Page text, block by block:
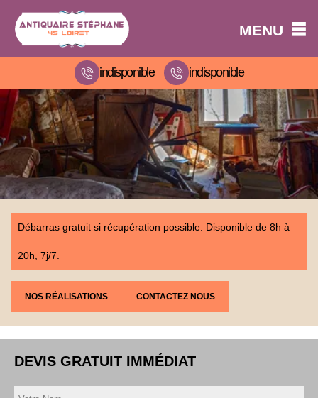
MENU
indisponible indisponible
Débarras gratuit si récupération possible. Disponible de 8h à
20h, 7j/7.
NOS RÉALISATIONS CONTACTEZ NOUS
DEVIS GRATUIT IMMÉDIAT